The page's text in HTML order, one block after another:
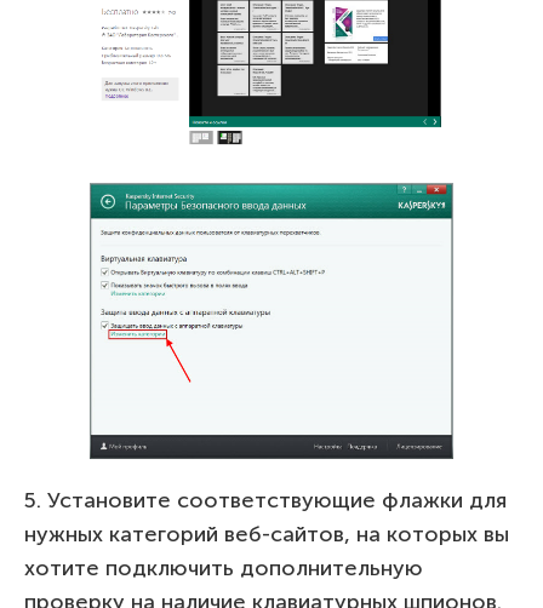
5. Установите соответствующие флажки для
нужных категорий веб-сайтов, на которых вы
хотите подключить дополнительную
проверку на наличие клавиатурных шпионов.